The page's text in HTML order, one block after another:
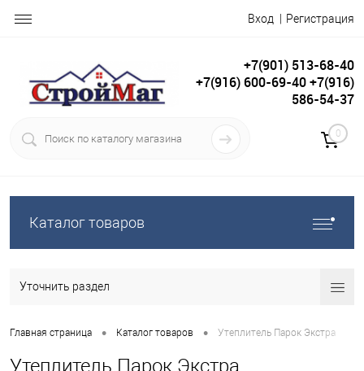
Вход Регистрация
+7(901) 513-68-40
+7(916) 600-69-40 +7(916)
586-54-37
0
Каталог товаров
Уточнить раздел
Главная страница • Каталог товаров • Утеплитель Парок Экстра
Утеплитель Парок Экстра